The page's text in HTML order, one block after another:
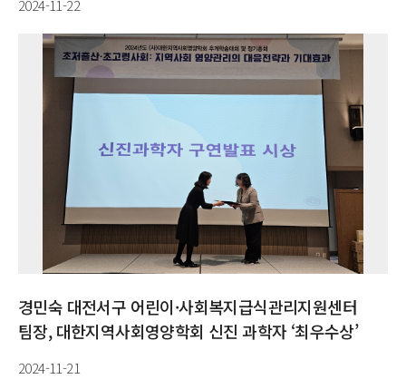
2024-11-22
경민숙 대전서구 어린이·사회복지급식관리지원센터
팀장, 대한지역사회영양학회 신진 과학자 ‘최우수상’
2024-11-21